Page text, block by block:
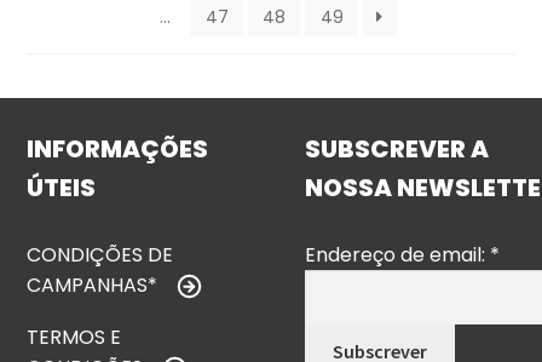
…
47 48 49
INFORMAÇÕES
ÚTEIS
CONDIÇÕES DE
CAMPANHAS*
TERMOS E
SUBSCREVER A
NOSSA
Endereço de email: *